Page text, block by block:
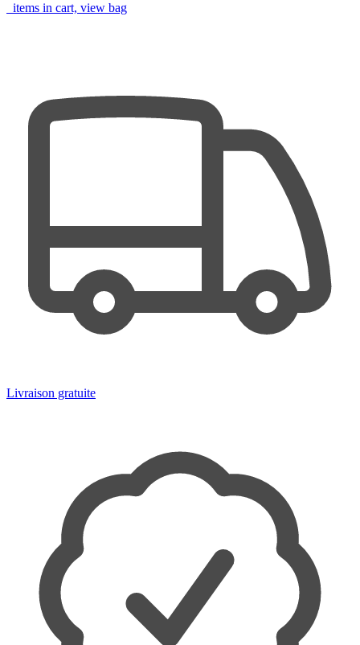
items in cart, view bag
Livraison gratuite